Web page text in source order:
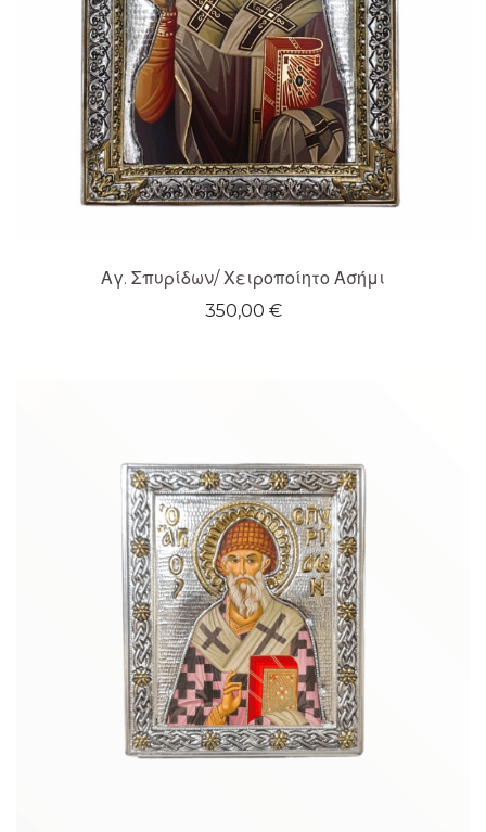
Αγ. Σπυρίδων/ Χειροποίητο Ασήμι
350,00 €